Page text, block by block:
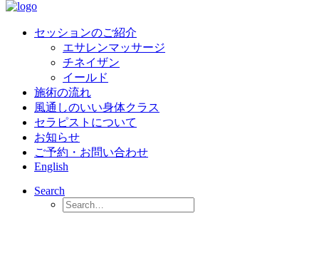
セッションのご紹介
エサレンマッサージ
チネイザン
イールド
施術の流れ
風通しのいい身体クラス
セラピストについて
お知らせ
ご予約・お問い合わせ
English
Search